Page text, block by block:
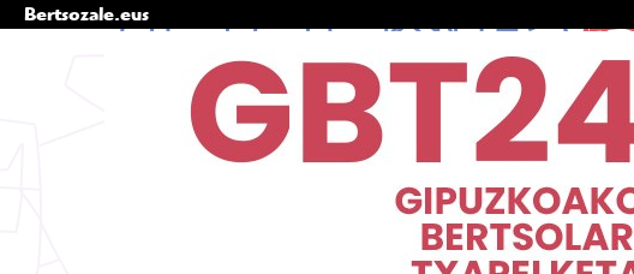
Bertsozale.eus